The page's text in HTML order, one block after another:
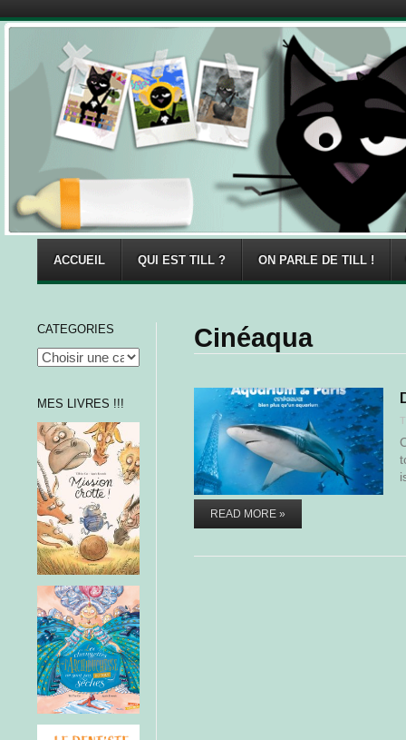
Menu
ACCUEIL
QUI EST TILL ? ON PARLE DE TILL !
Cinéaqua
READ MORE »
CATEGORIES
MES LIVRES !!!